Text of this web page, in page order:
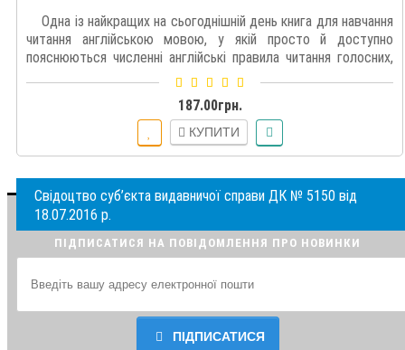
Одна із найкращих на сьогоднішній день книга для навчання
читання англійською мовою, у якій просто й доступно
пояснюються численні англійські правила читання голосних,
187.00грн.
КУПИТИ
Свідоцтво суб’єкта видавничої справи ДК № 5150 від
18.07.2016 р.
ПІДПИСАТИСЯ НА ПОВІДОМЛЕННЯ ПРО НОВИНКИ
ПІДПИСАТИСЯ